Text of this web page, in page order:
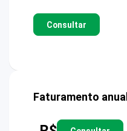
Consultar
Faturamento anual